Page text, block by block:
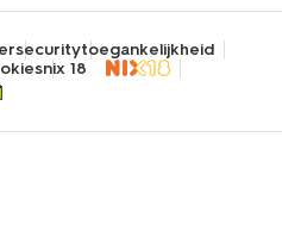
securitytoegankelijkheid
nix 18